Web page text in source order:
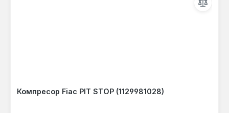
Компресор Fiac PIT STOP (1129981028)